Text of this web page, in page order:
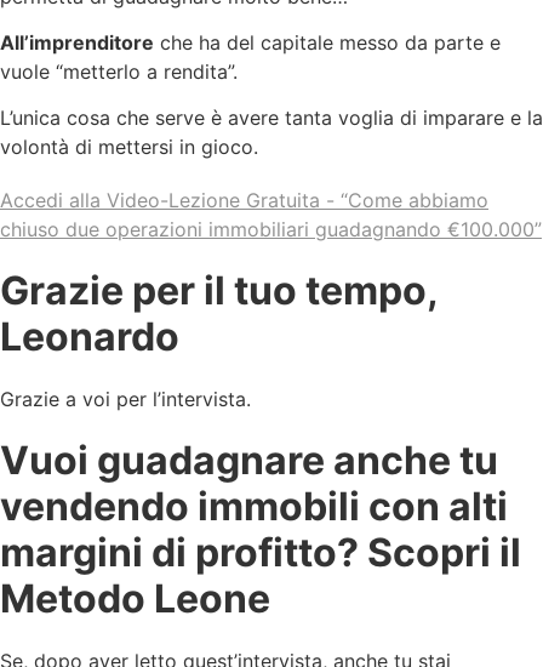
All’imprenditore che ha del capitale messo da parte e
vuole “metterlo a rendita”.
L’unica cosa che serve è avere tanta voglia di imparare e la
volontà di mettersi in gioco.
Accedi alla Video-Lezione Gratuita - “Come abbiamo
chiuso due operazioni immobiliari guadagnando €100.000”
Grazie per il tuo tempo,
Leonardo
Grazie a voi per l’intervista.
Vuoi guadagnare anche tu
vendendo immobili con alti
margini di profitto? Scopri il
Metodo Leone
Se, dopo aver letto quest’intervista, anche tu stai